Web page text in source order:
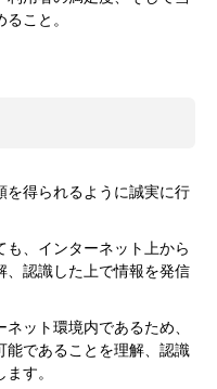
こと。
を得られるように誠実に行
、インターネット上から
、認識した上で情報を発信
ット環境内であるため、
能であることを理解、認識
す。